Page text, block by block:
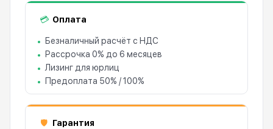
💳 Оплата
Безналичный расчёт с НДС
Рассрочка 0% до 6 месяцев
Лизинг для юрлиц
Предоплата 50% / 100%
🛡 Гарантия